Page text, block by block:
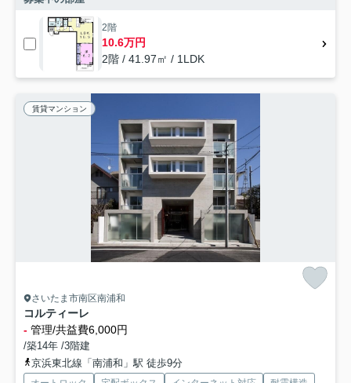
2階
10.6万円
2階 / 41.97㎡ / 1LDK
賃貸マンション
さいたま市南区南浦和
コルティーレ
- 管理/共益費6,000円
/築14年 /3階建
京浜東北線「南浦和」駅 徒歩9分